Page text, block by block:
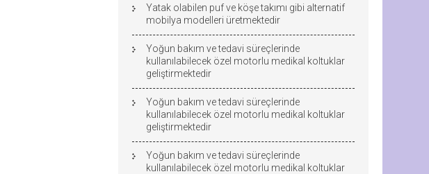
Yatak olabilen puf ve köşe takımı gibi alternatif
mobilya modelleri üretmektedir
Yoğun bakım ve tedavi süreçlerinde
kullanılabilecek özel motorlu medikal koltuklar
geliştirmektedir
Yoğun bakım ve tedavi süreçlerinde
kullanılabilecek özel motorlu medikal koltuklar
geliştirmektedir
Yoğun bakım ve tedavi süreçlerinde
kullanılabilecek özel motorlu medikal koltuklar